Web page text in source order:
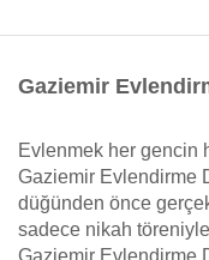
Gaziemir
Evlenmek her gencin
Gaziemir Evlendirme
düğünden önce
sadece nikah
Gaziemir Evlendirme